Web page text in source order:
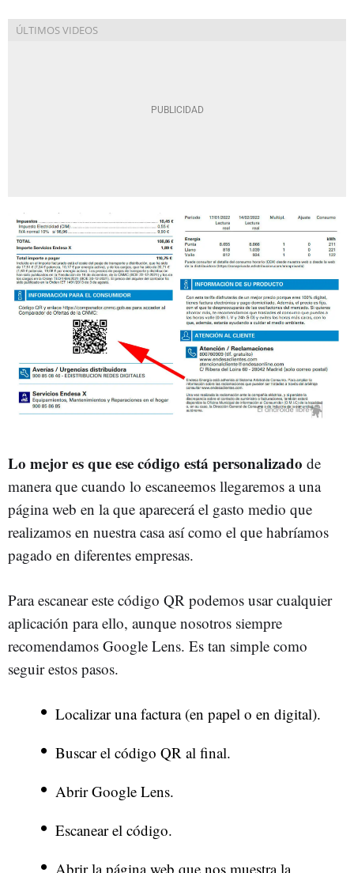
Lo mejor es que ese código está personalizado de
manera que cuando lo escaneemos llegaremos a una
página web en la que aparecerá el gasto medio que
realizamos en nuestra casa así como el que habríamos
pagado en diferentes empresas.
Para escanear este código QR podemos usar cualquier
aplicación para ello, aunque nosotros siempre
recomendamos Google Lens. Es tan simple como
seguir estos pasos.
Localizar una factura (en papel o en digital).
Buscar el código QR al final.
Abrir Google Lens.
Escanear el código.
Abrir la página web que nos muestra la